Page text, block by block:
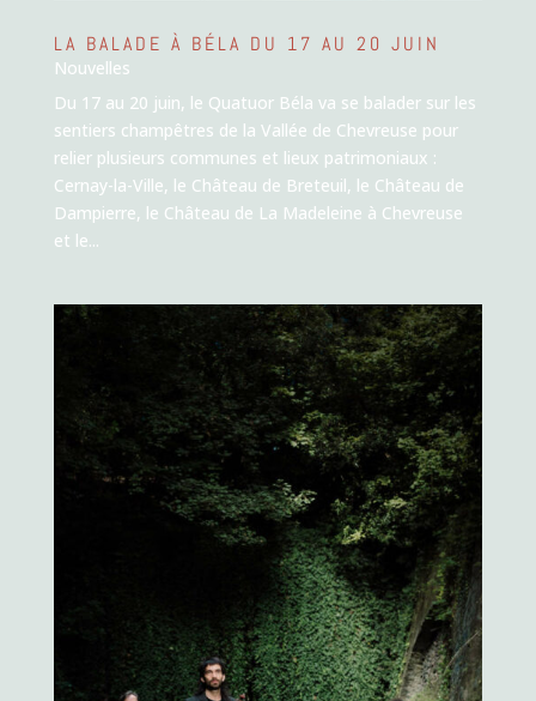
LA BALADE À BÉLA DU 17 AU 20 JUIN
Nouvelles
Du 17 au 20 juin, le Quatuor Béla va se balader sur les
sentiers champêtres de la Vallée de Chevreuse pour
relier plusieurs communes et lieux patrimoniaux :
Cernay-la-Ville, le Château de Breteuil, le Château de
Dampierre, le Château de La Madeleine à Chevreuse
et le...